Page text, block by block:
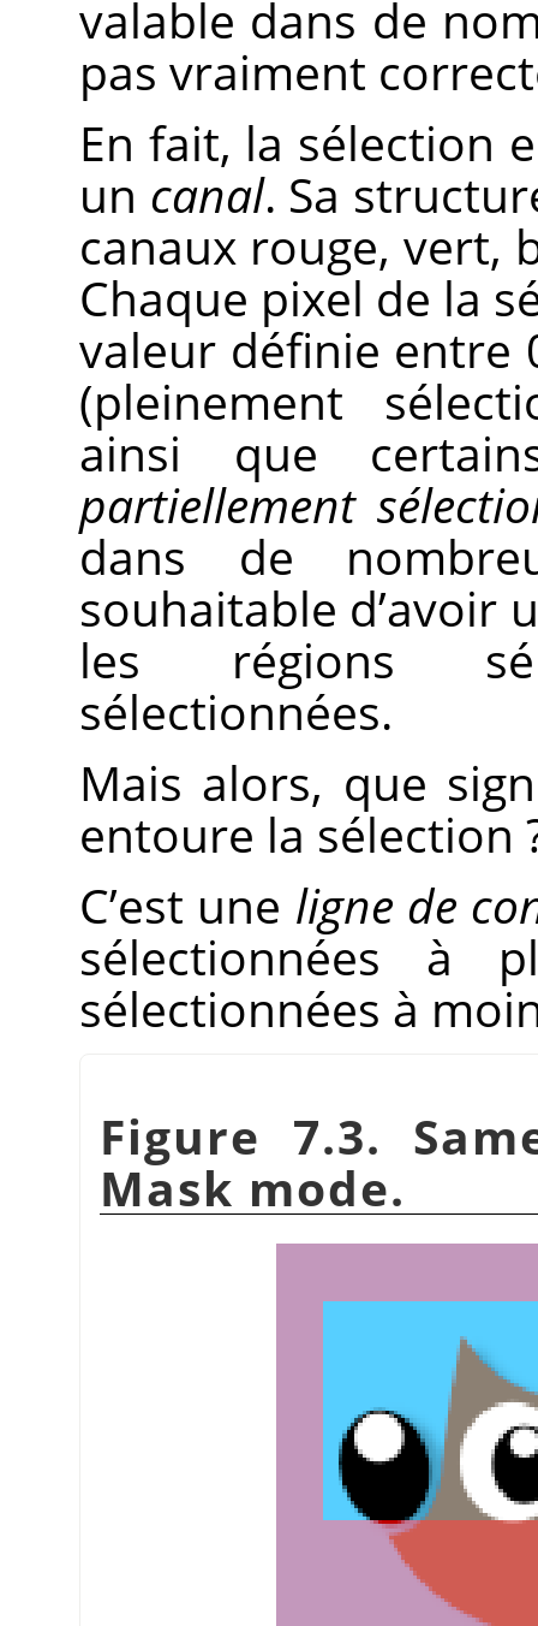
valable dans de
pas vraiment
En fait, la sélection
un canal. Sa
canaux rouge, vert,
Chaque pixel de la
valeur définie entre
(pleinement
ainsi que
partiellement
dans de
souhaitable d’avoir
les régions
sélectionnées.
Mais alors, que
entoure la sélection
C’est une ligne de
sélectionnées à
sélectionnées à
Figure 7.3.
Mask mode.